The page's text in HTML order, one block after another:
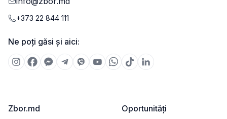
+373 22 844 111
Ne poți găsi și aici:
Zbor.md Oportunități